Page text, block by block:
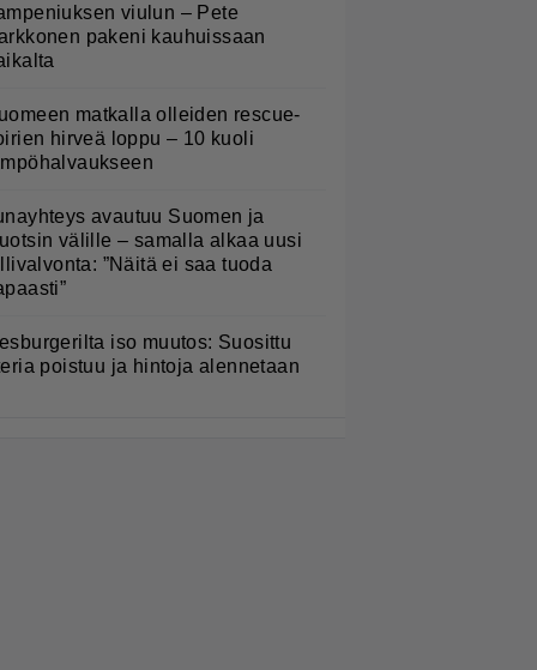
viulun – Pete
pakeni kauhuissaan
matkalla olleiden rescue-
hirveä loppu – 10 kuoli
avautuu Suomen ja
välille – samalla alkaa uusi
”Näitä ei saa tuoda
iso muutos: Suosittu
poistuu ja hintoja alennetaan